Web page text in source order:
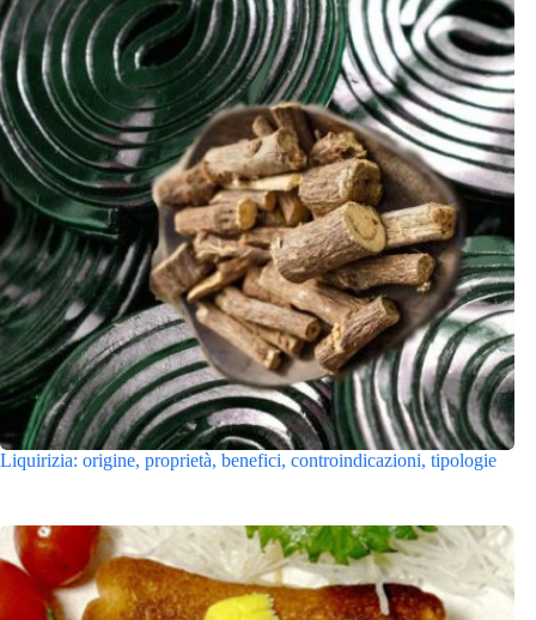
Liquirizia: origine, proprietà, benefici, controindicazioni, tipologie